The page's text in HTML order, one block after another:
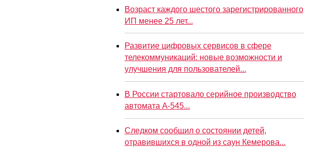
Возраст каждого шестого зарегистрированного
ИП менее 25 лет...
Развитие цифровых сервисов в сфере
телекоммуникаций: новые возможности и
улучшения для пользователей...
В России стартовало серийное производство
автомата А-545...
Следком сообщил о состоянии детей,
отравившихся в одной из саун Кемерова...